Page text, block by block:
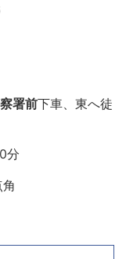
署前下車、東へ徒
分